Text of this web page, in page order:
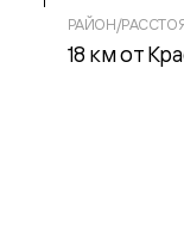
РАЙОН/
18 км от